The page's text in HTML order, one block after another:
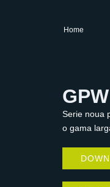
Home
GPW
Serie noua
o gama